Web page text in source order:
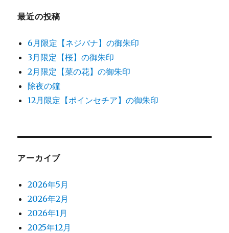
最近の投稿
6月限定【ネジバナ】の御朱印
3月限定【桜】の御朱印
2月限定【菜の花】の御朱印
除夜の鐘
12月限定【ポインセチア】の御朱印
アーカイブ
2026年5月
2026年2月
2026年1月
2025年12月